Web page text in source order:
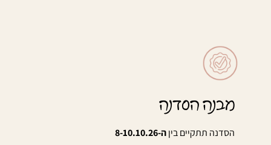
מבנה הסדנה
הסדנה תתקיים ביןה-8-10.10.26